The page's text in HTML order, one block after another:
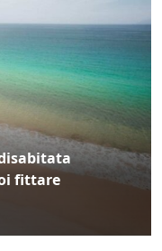
fittare